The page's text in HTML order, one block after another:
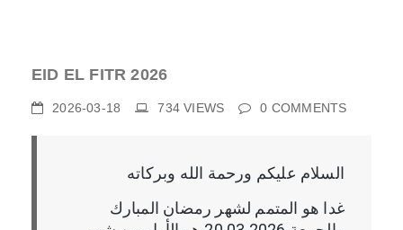
EID EL FITR 2026
2026-03-18 734VIEWS 0 COMMENTS
السلام عليكم ورحمة الله وبركاته
غدا هو المتمم لشهر رمضان المبارك